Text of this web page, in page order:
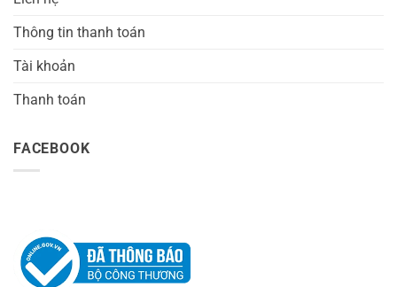
Thông tin thanh toán
Tài khoản
Thanh toán
FACEBOOK